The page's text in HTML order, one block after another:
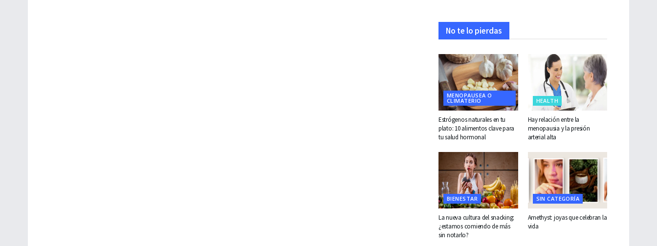
No te lo pierdas
MENOPAUSEA O
CLIMATERIO
Estrógenos naturales en tu
plato: 10 alimentos clave para
tu salud hormonal
HEALTH
Hay relación entre la
menopausia y la presión
arterial alta
BIENESTAR
La nueva cultura del snacking:
¿estamos comiendo de más
sin notarlo?
SIN CATEGORÍA
Amethyst: joyas que celebran la
vida